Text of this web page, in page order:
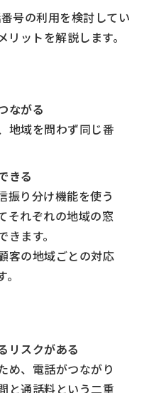
号の利用を検討してい
ットを解説します。
ながる
地域を問わず同じ番
きる
振り分け機能を使う
それぞれの地域の窓
ます。
客の地域ごとの対応
リスクがある
め、電話がつながり
と通話料という二重